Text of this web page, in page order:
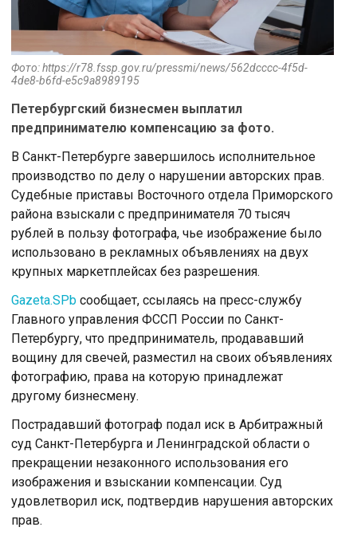
Фото: https://r78.fssp.gov.ru/pressmi/news/562dcccc-4f5d-
4de8-b6fd-e5c9a8989195
Петербургский бизнесмен выплатил
предпринимателю компенсацию за фото.
В Санкт-Петербурге завершилось исполнительное
производство по делу о нарушении авторских прав.
Судебные приставы Восточного отдела Приморского
района взыскали с предпринимателя 70 тысяч
рублей в пользу фотографа, чье изображение было
использовано в рекламных объявлениях на двух
крупных маркетплейсах без разрешения.
Gazeta.SPb сообщает, ссылаясь на пресс-службу
Главного управления ФССП России по Санкт-
Петербургу, что предприниматель, продававший
вощину для свечей, разместил на своих объявлениях
фотографию, права на которую принадлежат
другому бизнесмену.
Пострадавший фотограф подал иск в Арбитражный
суд Санкт-Петербурга и Ленинградской области о
прекращении незаконного использования его
изображения и взыскании компенсации. Суд
удовлетворил иск, подтвердив нарушения авторских
прав.